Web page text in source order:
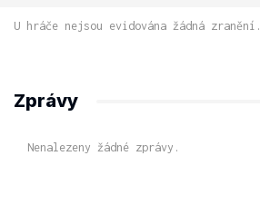
U hráče nejsou evidována žádná zranění.
Zprávy
Nenalezeny žádné zprávy.